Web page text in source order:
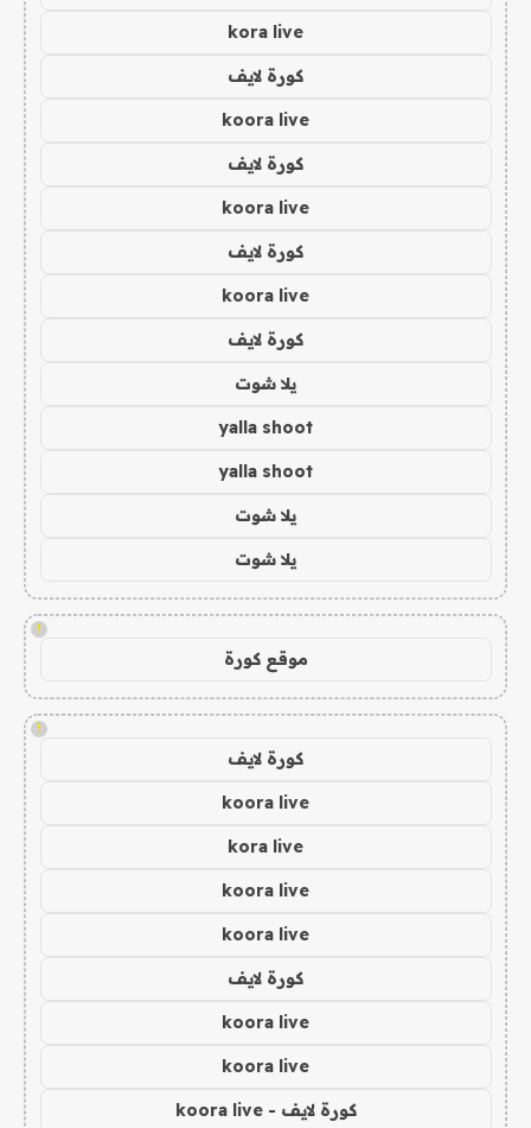
kora live
كورة لايف
koora live
كورة لايف
koora live
كورة لايف
koora live
كورة لايف
يلا شوت
yalla shoot
yalla shoot
يلا شوت
يلا شوت
!
موقع كورة
!
كورة لايف
koora live
kora live
koora live
koora live
كورة لايف
koora live
koora live
كورة لايف - koora live